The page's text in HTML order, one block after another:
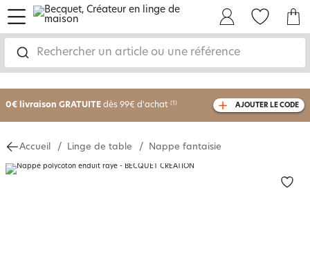
Rechercher un article ou une référence
menu
-25% sur votre commande
achetés
0€ livraison GRATUITE dès 99€ d'achat
AJOUTER LE CODE
Accueil Linge de table Nappe fantaisie